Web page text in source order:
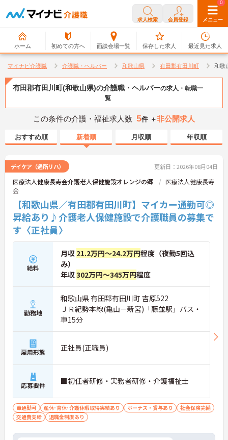
求人検索 会員登録 メニュー
ホーム 初めての方へ 面談会場一覧
0
保存した求人
0
最近見た求人
マイナビ介護職 介護職・ヘルパー 和歌山県 有田郡有田川町 和歌
有田郡有田川町(和歌山県)の介護職・ヘルパーの求人・転職一
覧
この条件の介護・福祉求人数 5件 ＋非公開求人
おすすめ順 新着順 月収順 年収順
デイケア（通所リハ） 更新日：2026年08月04日
医療法人健康長寿会介護老人保健施設オレンジの郷
医療法人健康長寿
会
【和歌山県／有田郡有田川町】マイカー通勤可◎
昇給あり♪介護老人保健施設で介護職員の募集で
す〈正社員〉
給料
月収 21.2万円～24.2万円程度（夜勤5回込
み）
年収302万円～345万円程度
勤務地
和歌山県 有田郡有田川町 吉原522
ＪＲ紀勢本線(亀山－新宮)「藤並駅」バス・
車15分
雇用形態 正社員(正職員)
応募要件 ■初任者研修・実務者研修・介護福祉士
車通勤可 産休･育休･介護休暇取得実績あり ボーナス・賞与あり
社会保険完備
交通費支給
退職金制度あり